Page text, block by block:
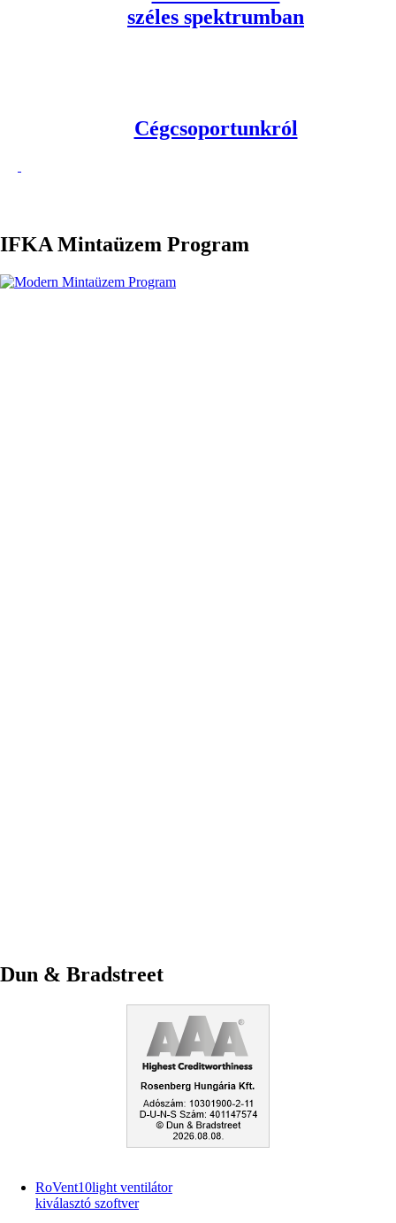
széles spektrumban
Cégcsoportunkról
IFKA Mintaüzem Program
Dun & Bradstreet
RoVent10light ventilátor
kiválasztó szoftver